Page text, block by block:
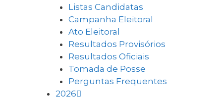
Listas Candidatas
Campanha Eleitoral
Ato Eleitoral
Resultados Provisórios
Resultados Oficiais
Tomada de Posse
Perguntas Frequentes
2026